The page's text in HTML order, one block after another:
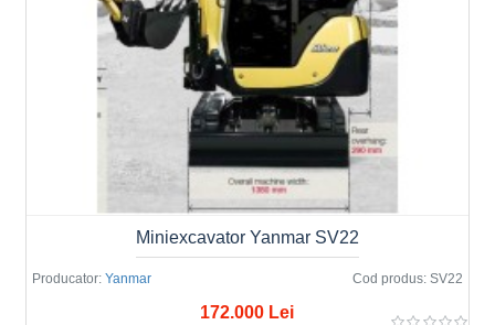
Producator: Yanmar Cod produs: SV22
Miniexcavator Yanmar SV22
172.000 Lei